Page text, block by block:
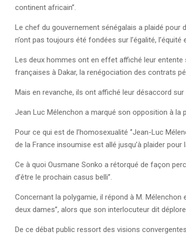
continent africain’’.
Le chef du gouvernement sénégalais a plaidé pour
n’ont pas toujours été fondées sur l’égalité, l’équité
Les deux hommes ont en effet affiché leur
françaises à Dakar, la renégociation des contrats
Mais en revanche, ils ont affiché leur désaccord
Jean Luc Mélenchon a marqué son opposition à la
Pour ce qui est de l’homosexualité ‘’Jean-Luc
de la France insoumise est allé jusqu’à plaider
Ce à quoi Ousmane Sonko a rétorqué de façon
d’être le prochain casus belli’’.
Concernant la polygamie, il répond à M. Mélenchon
deux dames’’, alors que son interlocuteur dit
De ce débat public ressort des visions